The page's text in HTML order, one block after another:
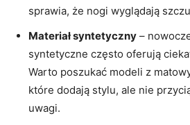
sprawia, że nogi wyglądają
Materiał syntetyczny –
syntetyczne często oferują
Warto poszukać modeli z
które dodają stylu, ale nie
uwagi.